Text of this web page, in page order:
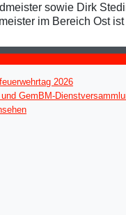
sowie Dirk
im Bereich Ost
2026
GemBM-